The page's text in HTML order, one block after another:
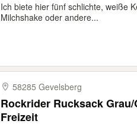
Ich biete hier fünf schlichte, weiße
Milchshake oder andere...
58285 Gevelsberg
Rockrider Rucksack
Freizeit